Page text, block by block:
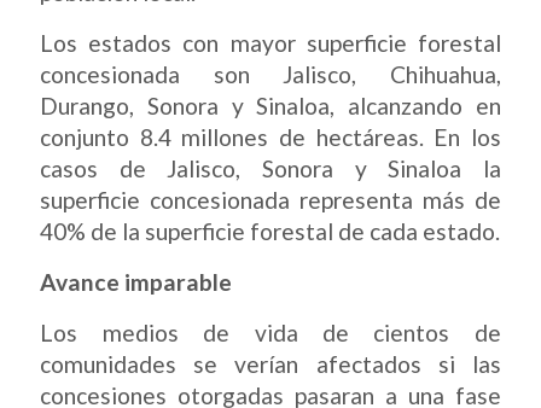
Los estados con mayor superficie forestal
concesionada son Jalisco, Chihuahua,
Durango, Sonora y Sinaloa, alcanzando en
conjunto 8.4 millones de hectáreas. En los
casos de Jalisco, Sonora y Sinaloa la
superficie concesionada representa más de
40% de la superficie forestal de cada estado.
Avance imparable
Los medios de vida de cientos de
comunidades se verían afectados si las
concesiones otorgadas pasaran a una fase